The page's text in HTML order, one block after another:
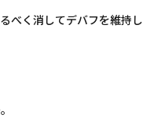
べく消してデバフを維持し